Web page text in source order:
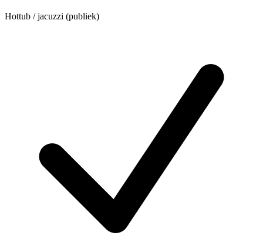
Hottub / jacuzzi (publiek)